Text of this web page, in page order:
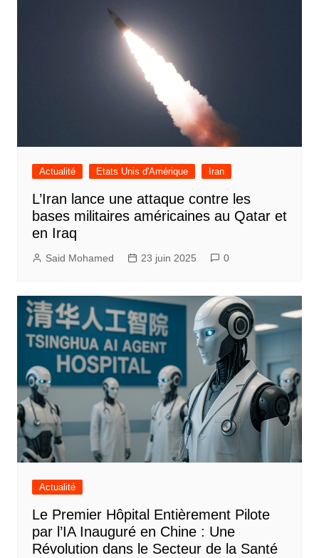
Actualité Etats Unis d'Amérique Iran
L’Iran lance une attaque contre les
bases militaires américaines au Qatar et
en Iraq
Said Mohamed 23 juin 2025 0
Actualité
Le Premier Hôpital Entièrement Pilote
par l’IA Inauguré en Chine : Une
Révolution dans le Secteur de la Santé